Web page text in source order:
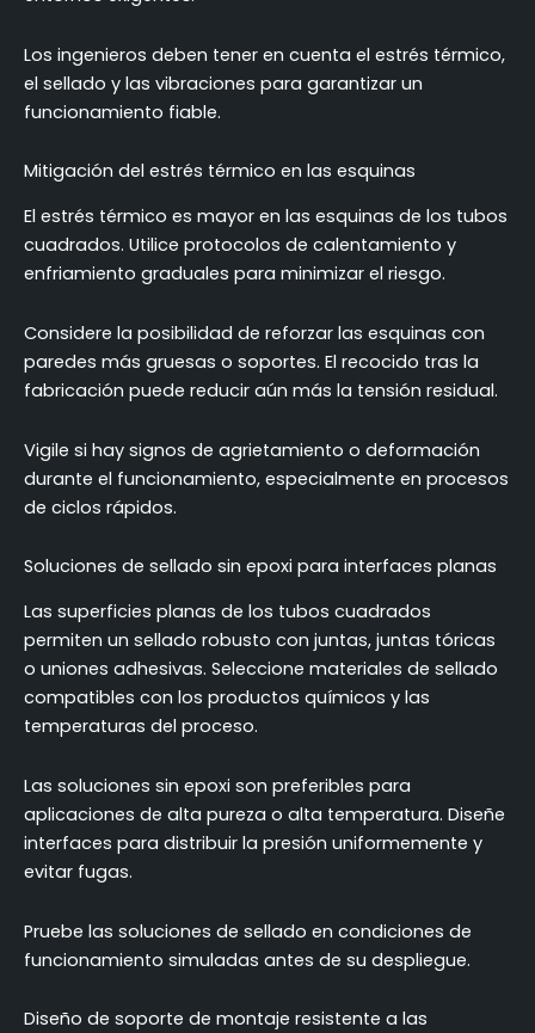
Los ingenieros deben tener en cuenta el estrés térmico,
el sellado y las vibraciones para garantizar un
funcionamiento fiable.
Mitigación del estrés térmico en las esquinas
El estrés térmico es mayor en las esquinas de los tubos
cuadrados. Utilice protocolos de calentamiento y
enfriamiento graduales para minimizar el riesgo.
Considere la posibilidad de reforzar las esquinas con
paredes más gruesas o soportes. El recocido tras la
fabricación puede reducir aún más la tensión residual.
Vigile si hay signos de agrietamiento o deformación
durante el funcionamiento, especialmente en procesos
de ciclos rápidos.
Soluciones de sellado sin epoxi para interfaces planas
Las superficies planas de los tubos cuadrados
permiten un sellado robusto con juntas, juntas tóricas
o uniones adhesivas. Seleccione materiales de sellado
compatibles con los productos químicos y las
temperaturas del proceso.
Las soluciones sin epoxi son preferibles para
aplicaciones de alta pureza o alta temperatura. Diseñe
interfaces para distribuir la presión uniformemente y
evitar fugas.
Pruebe las soluciones de sellado en condiciones de
funcionamiento simuladas antes de su despliegue.
Diseño de soporte de montaje resistente a las